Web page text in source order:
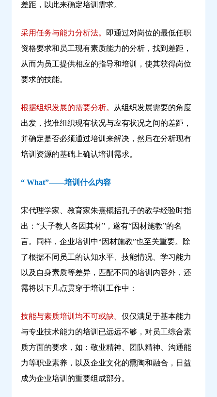
差距，以此来确定培训需求。
采用任务与能力分析法。
即通过对岗位的最低任职
资格要求和员工现有素质能力的分析，找到差距，
从而为员工提供相应的指导和培训，使其获得岗位
要求的技能。
根据组织发展的需要分析。
从组织发展需要的角度
出发，找准组织现有状况与应有状况之间的差距，
并确定是否必须通过培训来解决，然后在分析现有
培训资源的基础上确认培训需求。
“ What”——培训什么内容
宋代理学家、教育家朱熹概括孔子的教学经验时指
出：“夫子教人各因其材”，遂有“因材施教”的名
言。同样，企业培训中“因材施教”也至关重要。除
了根据不同员工的认知水平、技能情况、学习能力
以及自身素质等差异，匹配不同的培训内容外，还
需将以下几点贯穿于培训工作中：
技能与素质培训均不可或缺。 仅仅满足于基本能力
与专业技术能力的培训已远远不够，对员工综合素
质方面的要求，如：敬业精神、团队精神、沟通能
力等职业素养，以及企业文化的熏陶和融合，日益
成为企业培训的重要组成部分。